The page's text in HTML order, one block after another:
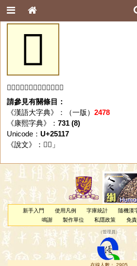
𥄗
「𥄗」字未收錄於本資料庫。
請參見有關條目：
《漢語大字典》：（一版） 2478
《康熙字典》： 731 (8)
Unicode： U+25117
《說文》：「 𥄗 」
新手入門 使用凡例 字庫統計 隨機漢
鳴謝
製作單位 私隱政策 免
（管理員 ）
在線人數： 2905